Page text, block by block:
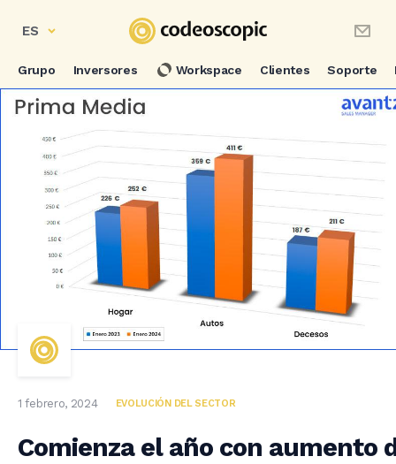
ES
Grupo Inversores Workspace Clientes Soporte
1 febrero, 2024 EVOLUCIÓN DEL SECTOR
Comienza el año con aumento